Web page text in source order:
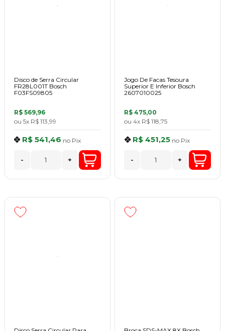
Disco de Serra Circular
FR28L001T Bosch
F03FS09805
R$ 569,96
ou 5x R$ 113,99
R$ 541,46 no Pix
- +
Jogo De Facas Tesoura
Superior E Inferior Bosch
2607010025
R$ 475,00
ou 4x R$ 118,75
R$ 451,25 no Pix
- +